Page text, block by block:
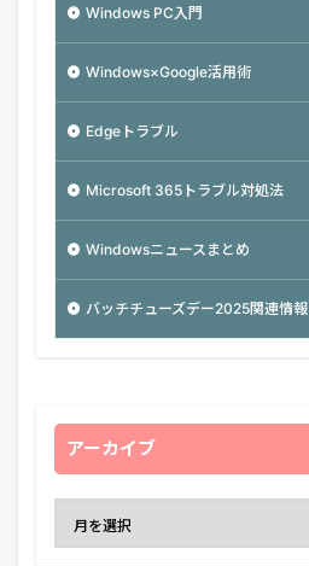
Windows PC入門
Windows×Google活用術
Edgeトラブル
Microsoft 365トラブル対処法
Windowsニュースまとめ
バッチチューズデー2025関連情報
アーカイブ